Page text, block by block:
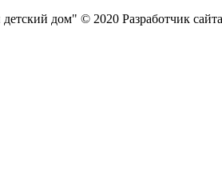
дом" © 2020 Разработчик